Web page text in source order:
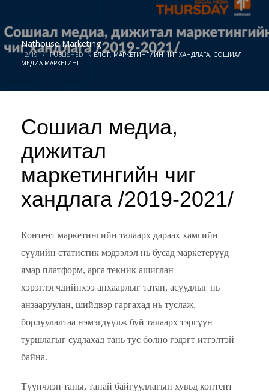
Nathouse Marketing
12/19 / PUBLISHED IN БЛОГ,МАРКЕТИНГИЙН ЧИГ ХАНДЛАГА, СОШИАЛ
МЕДИА МАРКЕТИНГ
Сошиал медиа,
дижитал
маркетингийн чиг
хандлага /2019-2021/
Контент маркетингийн талаарх дараах хамгийн
сүүлийн статистик мэдээлэл нь бусад маркетерүүд
ямар платформ, арга текник ашиглан
хэрэглэгчдийнхээ анхаарлыг татан, асуудлыг нь
анзааруулан, шийдвэр гаргахад нь туслаж,
борлуулалтаа нэмэгдүүлж буй талаарх тэргүүн
туршлагыг судлахад тань тус болно гэдэгт итгэлтэй
байна.
Түүнчлэн таны, танай байгууллагын хувьд контент